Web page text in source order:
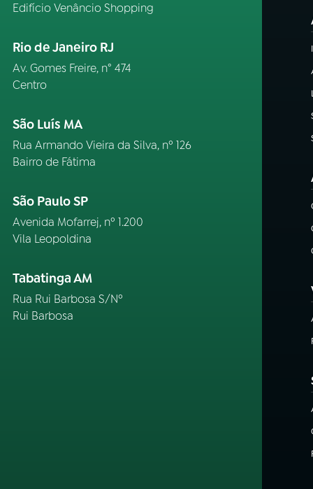
Edifício Venâncio Shopping
Rio de Janeiro RJ
Av. Gomes Freire, n° 474
Centro
São Luís MA
Rua Armando Vieira da Silva, nº 126
Bairro de Fátima
São Paulo SP
Avenida Mofarrej, nº 1.200
Vila Leopoldina
Tabatinga AM
Rua Rui Barbosa S/Nº
Rui Barbosa